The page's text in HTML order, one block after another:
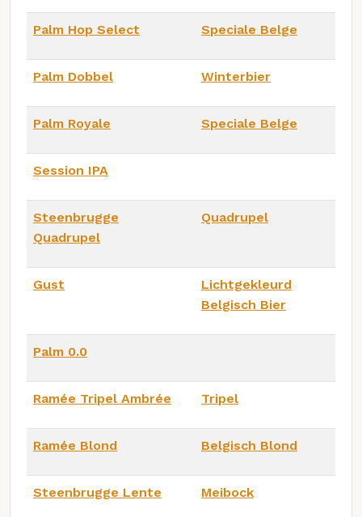
Palm Hop Select Speciale Belge
Palm Dobbel Winterbier
Palm Royale Speciale Belge
Session IPA
Steenbrugge
Quadrupel
Quadrupel
Gust
Lichtgekleurd
Belgisch Bier
Palm 0.0
Ramée Tripel Ambrée Tripel
Ramée Blond Belgisch Blond
Steenbrugge Lente Meibock